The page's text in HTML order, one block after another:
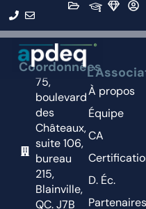
Organisation :
Coordonnées
75,
boulevard
des
Châteaux,
suite 106,
bureau
215,
Blainville,
QC. J7B
À propos
Équipe
CA
D. Éc.
Partenaires